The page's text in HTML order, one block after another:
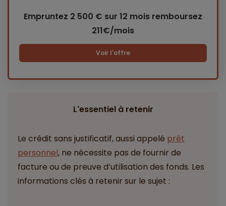
Empruntez 2 500 € sur 12 mois remboursez
211€/mois
Voir l'offre
L'essentiel à retenir
Le crédit sans justificatif, aussi appelé prêt
personnel, ne nécessite pas de fournir de
facture ou de preuve d’utilisation des fonds. Les
informations clés à retenir sur le sujet :